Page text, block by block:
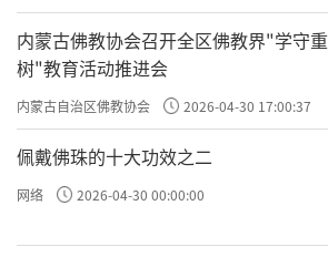
内蒙古佛教协会召开全区佛教界"学守重
树"教育活动推进会
内蒙古自治区佛教协会 2026-04-30 17:00:37
佩戴佛珠的十大功效之二
网络 2026-04-30 00:00:00